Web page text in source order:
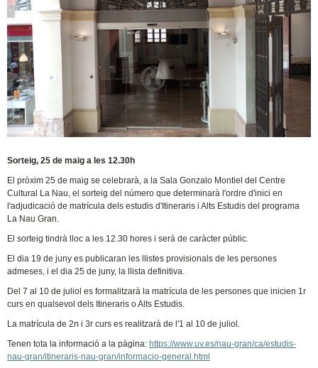
Sorteig, 25 de maig a les 12.30h
El pròxim 25 de maig se celebrarà, a la Sala Gonzalo Montiel del Centre
Cultural La Nau, el sorteig del número que determinarà l'ordre d'inici en
l'adjudicació de matrícula dels estudis d'Itineraris i Alts Estudis del programa
La Nau Gran.
El sorteig tindrà lloc a les 12.30 hores i serà de caràcter públic.
El dia 19 de juny es publicaran les llistes provisionals de les persones
admeses, i el dia 25 de juny, la llista definitiva.
Del 7 al 10 de juliol es formalitzarà la matrícula de les persones que inicien 1r
curs en qualsevol dels Itineraris o Alts Estudis.
La matrícula de 2n i 3r curs es realitzarà de l'1 al 10 de juliol.
Tenen tota la informació a la pàgina: https://www.uv.es/nau-gran/ca/estudis-
nau-gran/itineraris-nau-gran/informacio-general.html